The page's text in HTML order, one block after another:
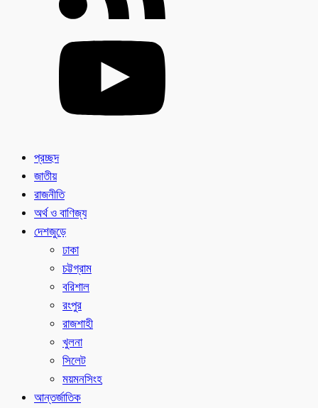
প্রচ্ছদ
জাতীয়
রাজনীতি
অর্থ ও বাণিজ্য
দেশজুড়ে
ঢাকা
চট্টগ্রাম
বরিশাল
রংপুর
রাজশাহী
খুলনা
সিলেট
ময়মনসিংহ
আন্তর্জাতিক